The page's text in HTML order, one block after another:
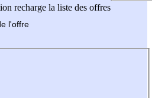
recharge la liste des offres
l'offre